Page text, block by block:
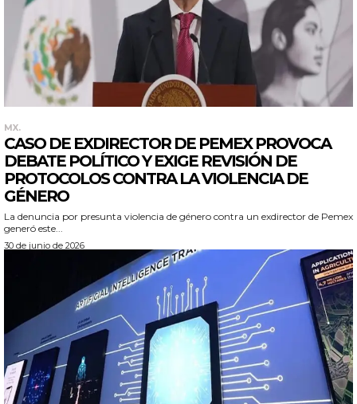
MX.
CASO DE EXDIRECTOR DE PEMEX PROVOCA
DEBATE POLÍTICO Y EXIGE REVISIÓN DE
PROTOCOLOS CONTRA LA VIOLENCIA DE
GÉNERO
La denuncia por presunta violencia de género contra un exdirector de Pemex
generó este...
30 de junio de 2026